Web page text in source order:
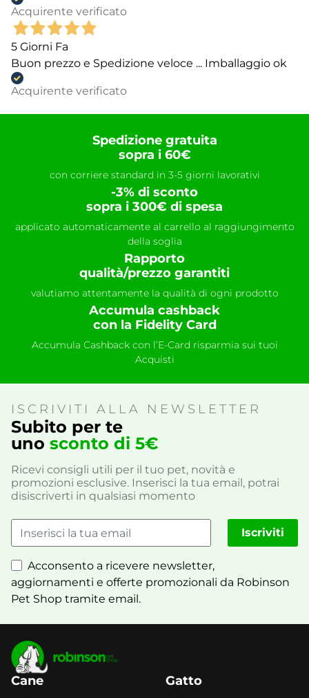
Acquirente verificato
5 Giorni Fa
Buon prezzo e Spedizione veloce ... Imballaggio ok
Acquirente verificato
Spedizione gratuita
sopra i 60€
con corriere standard in 3-5 giorni lavorativi
-3% di sconto
sopra i 300€ di spesa
applicato automaticamente al carrello al raggiungimento
della soglia
Rapporto
qualità/prezzo garantiti
valutiamo attentamente la qualità di ogni prodotto
Accumula cashback
con la Fidelity Card
Accumula Cashback con l’E-Card risparmia sui tuoi
Acquisti
ISCRIVITI ALLA NEWSLETTER
Subito per te
uno sconto di 5€
Ricevi consigli utili per il tuo pet, novità e
promozioni esclusive. Inserisci la tua email, potrai
disiscriverti in qualsiasi momento
Acconsento a ricevere newsletter,
aggiornamenti e offerte promozionali da Robinson
Pet Shop tramite email.
Iscriviti
Cane
Gatto